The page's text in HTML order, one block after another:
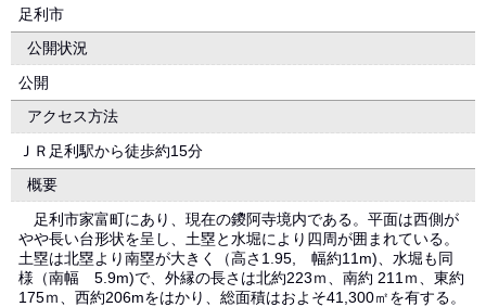
足利市
公開状況
公開
アクセス方法
ＪＲ足利駅から徒歩約15分
概要
足利市家富町にあり、現在の鑁阿寺境内である。平面は西側が
やや長い台形状を呈し、土塁と水堀により四周が囲まれている。
土塁は北塁より南塁が大きく（高さ1.95, 幅約11m)、水堀も同
様（南幅 5.9m)で、外縁の長さは北約223ｍ、南約 211ｍ、東約
175ｍ、西約206mをはかり、総面積はおよそ41,300㎡を有する。